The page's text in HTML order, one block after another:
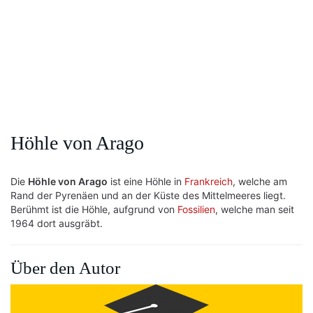
Höhle von Arago
Die Höhle von Arago ist eine Höhle in Frankreich, welche am
Rand der Pyrenäen und an der Küste des Mittelmeeres liegt.
Berühmt ist die Höhle, aufgrund von Fossilien, welche man seit
1964 dort ausgräbt.
Über den Autor